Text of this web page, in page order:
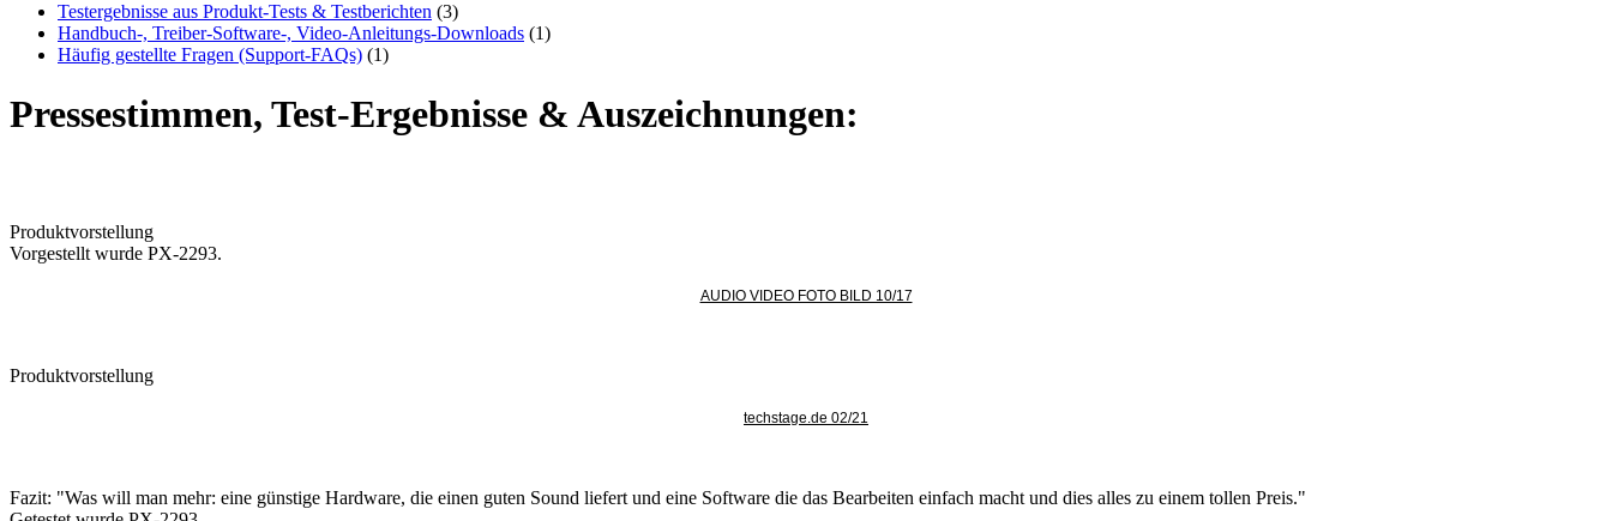
Testergebnisse aus Produkt-Tests & Testberichten (3)
Handbuch-, Treiber-Software-, Video-Anleitungs-Downloads (1)
Häufig gestellte Fragen (Support-FAQs) (1)
Pressestimmen, Test-Ergebnisse & Auszeichnungen:
Produktvorstellung
Vorgestellt wurde PX-2293.
AUDIO VIDEO FOTO BILD 10/17
Produktvorstellung
techstage.de 02/21
Fazit: "Was will man mehr: eine günstige Hardware, die einen guten Sound liefert und eine Software die das Bearbeiten einfach macht und dies alles zu einem tollen Preis."